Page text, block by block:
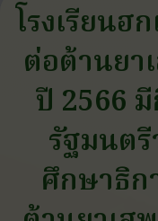
โรงเรียนฮ
ต่อต้านยา
ปี 2566
รัฐมนตรี
ศึกษาธิก